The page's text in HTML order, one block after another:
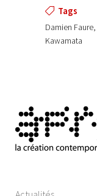
Tags
Damien
Kawamata